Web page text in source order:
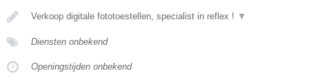
Verkoop digitale fototoestellen, specialist in reflex ! ▼
Diensten onbekend
Openingstijden onbekend